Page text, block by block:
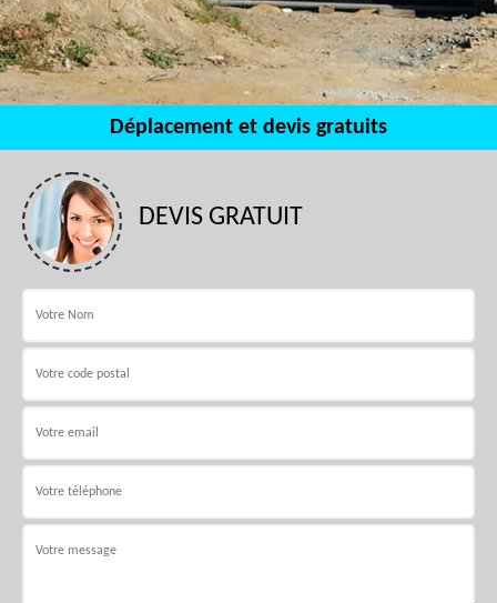
Déplacement et devis gratuits
DEVIS GRATUIT